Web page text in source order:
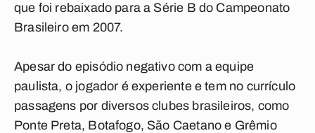
que foi rebaixado para a Série B do Campeonato
Brasileiro em 2007.
Apesar do episódio negativo com a equipe
paulista, o jogador é experiente e tem no currículo
passagens por diversos clubes brasileiros, como
Ponte Preta, Botafogo, São Caetano e Grêmio